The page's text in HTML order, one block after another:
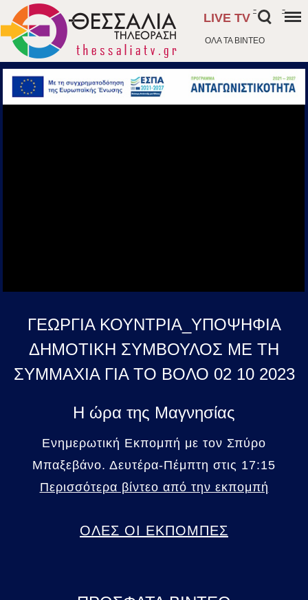
ΟΛΑ ΤΑ ΒΙΝΤΕΟ
LIVE TV
- -
ΓΕΩΡΓΙΑ ΚΟΥΝΤΡΙΑ_ΥΠΟΨΗΦΙΑ
ΔΗΜΟΤΙΚΗ ΣΥΜΒΟΥΛΟΣ ΜΕ ΤΗ
ΣΥΜΜΑΧΙΑ ΓΙΑ ΤΟ ΒΟΛΟ 02 10 2023
Η ώρα της Μαγνησίας
Ενημερωτική Εκπομπή με τον Σπύρο
Μπαξεβάνο. Δευτέρα-Πέμπτη στις 17:15
Περισσότερα βίντεο από την εκπομπή
ΟΛΕΣ ΟΙ ΕΚΠΟΜΠΕΣ